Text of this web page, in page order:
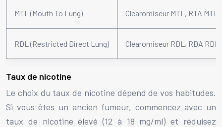
MTL (Mouth To Lung) Clearomiseur MTL, RTA MTL
RDL (Restricted Direct Lung) Clearomiseur RDL, RDA RDL
Taux de nicotine
Le choix du taux de nicotine dépend de vos habitudes.
Si vous êtes un ancien fumeur, commencez avec un
taux de nicotine élevé (12 à 18 mg/ml) et réduisez